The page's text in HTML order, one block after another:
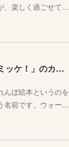
、楽しく過ごせて…
大人も子どもも楽しめる「ミッケ！」のカニに翻弄された話
んぼ絵本というのを
名前です。ウォー…